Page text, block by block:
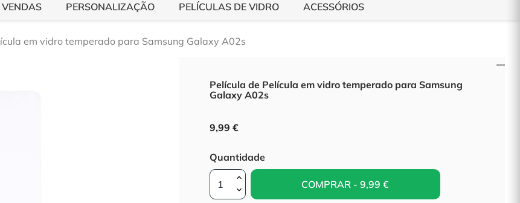
VENDAS PERSONALIZAÇÃO PELÍCULAS DE VIDRO ACESSÓRIOS
em vidro temperado para Samsung Galaxy A02s
Película de Película em vidro temperado para Samsung
Galaxy A02s
9,99 €
Quantidade
COMPRAR - 9,99 €